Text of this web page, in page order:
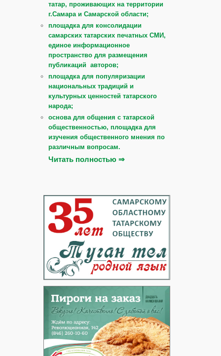
татар, проживающих на территории
г.Самара и Самарской области;
площадка для консолидации
самарских татарских печатных СМИ,
единое информационное
пространство для размещения
публикаций авторов;
площадка для популяризации
национальных традиций и
культурных ценностей татарского
народа;
основа для общения с татарской
общественностью, площадка для
изучения общественного мнения по
различным вопросам.
Читать полностью ⇒